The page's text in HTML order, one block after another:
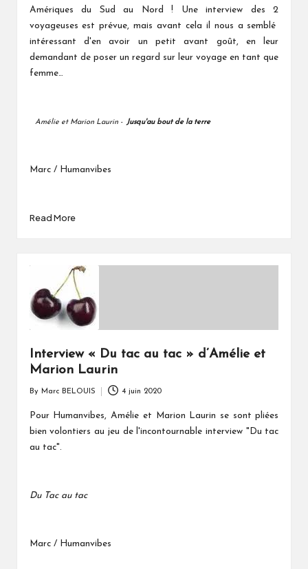
Amériques du Sud au Nord ! Une interview des 2
voyageuses est prévue, mais avant cela il nous a semblé
intéressant d'en avoir un petit avant goût, en leur
demandant de poser un regard sur leur voyage en tant que
femme…
Amélie et Marion Laurin - Jusqu'au bout de la terre
Marc / Humanvibes
Read More
Interview « Du tac au tac » d’Amélie et
Marion Laurin
by
By Marc BELOUIS 4 juin 2020
Pour Humanvibes, Amélie et Marion Laurin se sont pliées
bien volontiers au jeu de l'incontournable interview "Du tac
au tac".
Du Tac au tac
Marc / Humanvibes